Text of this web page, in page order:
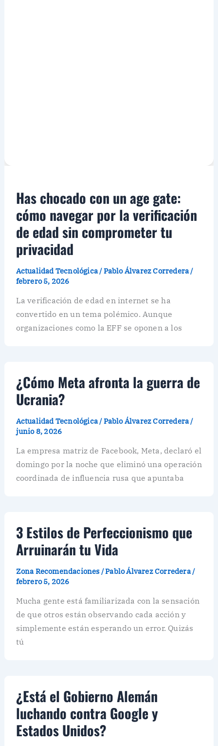
Has chocado con un age gate:
cómo navegar por la verificación
de edad sin comprometer tu
privacidad
Actualidad Tecnológica/Pablo Álvarez Corredera/
febrero 5, 2026
La verificación de edad en internet se ha
convertido en un tema polémico. Aunque
organizaciones como la EFF se oponen a los
¿Cómo Meta afronta la guerra de
Ucrania?
Actualidad Tecnológica/Pablo Álvarez Corredera/
junio 8, 2026
La empresa matriz de Facebook, Meta, declaró el
domingo por la noche que eliminó una operación
coordinada de influencia rusa que apuntaba
3 Estilos de Perfeccionismo que
Arruinarán tu Vida
Zona Recomendaciones /Pablo Álvarez Corredera/
febrero 5, 2026
Mucha gente está familiarizada con la sensación
de que otros están observando cada acción y
simplemente están esperando un error. Quizás
tú
¿Está el Gobierno Alemán
luchando contra Google y
Estados Unidos?